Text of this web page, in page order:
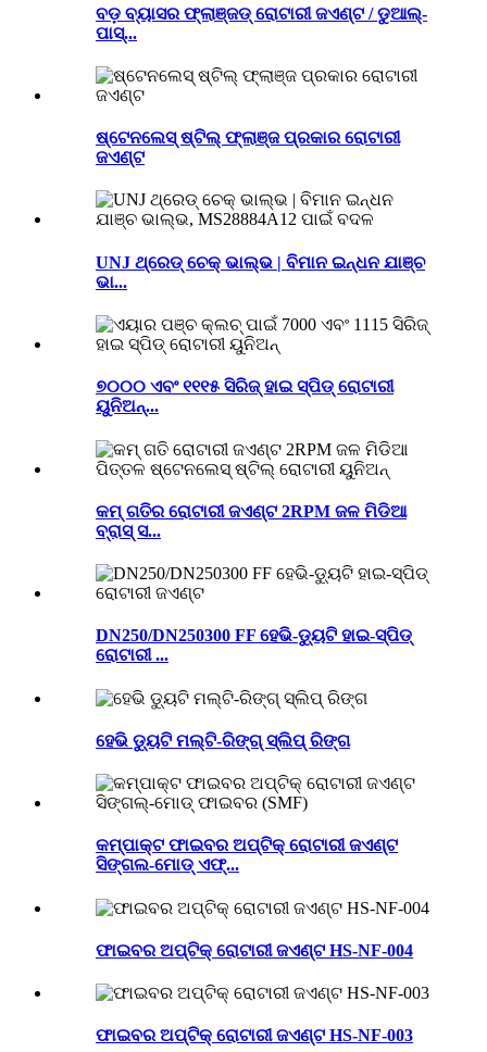
ବଡ଼ ବ୍ୟାସର ଫ୍ଲାଞ୍ଜଡ୍ ରୋଟାରୀ ଜଏଣ୍ଟ / ଡୁଆଲ୍-
ପାସ୍...
ଷ୍ଟେନଲେସ୍ ଷ୍ଟିଲ୍ ଫ୍ଲାଞ୍ଜ ପ୍ରକାର ରୋଟାରୀ
ଜଏଣ୍ଟ
UNJ ଥ୍ରେଡ୍ ଚେକ୍ ଭାଲ୍ଭ | ବିମାନ ଇନ୍ଧନ ଯାଞ୍ଚ
ଭା...
୭୦୦୦ ଏବଂ ୧୧୧୫ ସିରିଜ୍ ହାଇ ସ୍ପିଡ୍ ରୋଟାରୀ
ୟୁନିଅନ୍...
କମ୍ ଗତିର ରୋଟାରୀ ଜଏଣ୍ଟ 2RPM ଜଳ ମିଡିଆ
ବ୍ରାସ୍ ସ...
DN250/DN250300 FF ହେଭି-ଡ୍ୟୁଟି ହାଇ-ସ୍ପିଡ୍
ରୋଟାରୀ ...
ହେଭି ଡ୍ୟୁଟି ମଲ୍ଟି-ରିଙ୍ଗ୍ ସ୍ଲିପ୍ ରିଙ୍ଗ
କମ୍ପାକ୍ଟ ଫାଇବର ଅପ୍ଟିକ୍ ରୋଟାରୀ ଜଏଣ୍ଟ
ସିଙ୍ଗଲ-ମୋଡ୍ ଏଫ୍...
ଫାଇବର ଅପ୍ଟିକ୍ ରୋଟାରୀ ଜଏଣ୍ଟ HS-NF-004
ଫାଇବର ଅପ୍ଟିକ୍ ରୋଟାରୀ ଜଏଣ୍ଟ HS-NF-003